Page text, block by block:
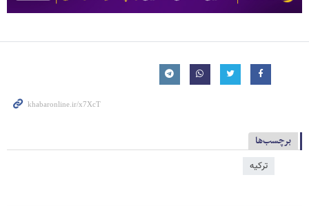
برچسب‌ها
ترکیه